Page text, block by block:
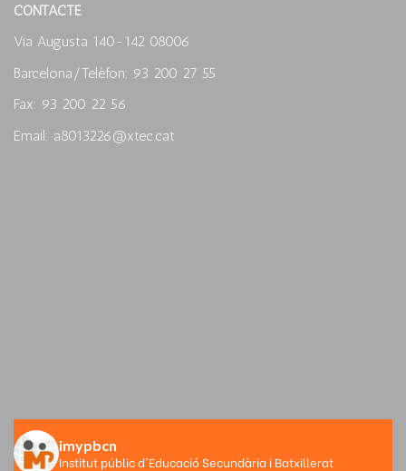
CONTACTE
Via Augusta 140-142 08006
Barcelona/Telèfon: 93 200 27 55
Fax: 93 200 22 56
Email: a8013226@xtec.cat
imypbcn
Institut públic d'Educació Secundària i Batxillerat